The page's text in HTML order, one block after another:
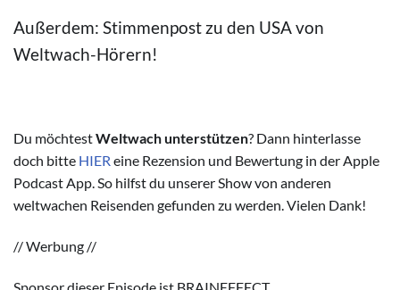
Außerdem: Stimmenpost zu den USA von
Weltwach-Hörern!
Du möchtestWeltwach unterstützen? Dann hinterlasse
doch bitte HIER eine Rezension und Bewertung in der Apple
Podcast App. So hilfst du unserer Show von anderen
weltwachen Reisenden gefunden zu werden. Vielen Dank!
// Werbung //